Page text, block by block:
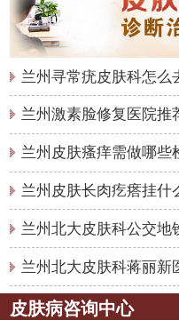
兰州寻常疣皮肤科怎么
兰州激素脸修复医院推
兰州皮肤瘙痒需做哪些
兰州皮肤长肉疙瘩挂什
兰州北大皮肤科公交地
兰州北大皮肤科蒋丽新
皮肤病咨询中心